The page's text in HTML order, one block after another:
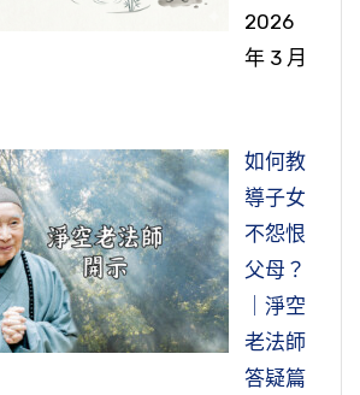
2026
年 3 月
如何教
導子女
不怨恨
父母？
｜淨空
老法師
答疑篇